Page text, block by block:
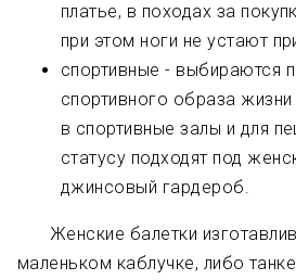
платье, в походах за
при этом ноги не устают
спортивные - выбираются
спортивного образа
в спортивные залы и для
статусу подходят под
джинсовый гардероб.
Женские балетки
маленьком каблучке, либо